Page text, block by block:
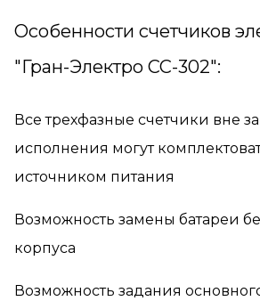
Особенности счетчиков
"Гран-Электро CC-302":
Все трехфазные счетчики вне
исполнения могут
источником питания
Возможность замены батареи
корпуса
Возможность задания